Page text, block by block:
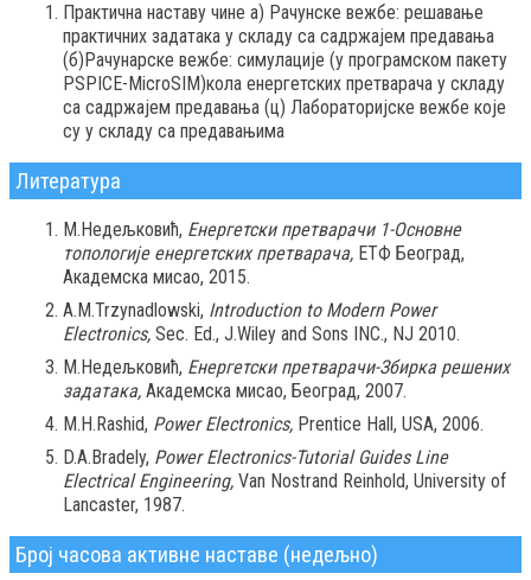
Практична наставу чине a) Рачунске вежбе: решавање
практичних задатака у складу са садржајем предавања
(б)Рачунарске вежбе: симулације (у програмском пакету
PSPICE-MicroSIM)кола енергетских претварача у складу
са садржајем предавања (ц) Лабораторијске вежбе које
су у складу са предавањима
Литература
М.Недељковић, Енергетски претварачи 1-Основне
топологије енергетских претварача, ЕТФ Београд,
Академска мисао, 2015.
А.M.Trzynadlowski, Introduction to Modern Power
Electronics, Sec. Ed., J.Wiley and Sons INC., NJ 2010.
М.Недељковић, Енергетски претварачи-Збирка решених
задатака, Академска мисао, Београд, 2007.
M.H.Rashid, Power Electronics, Prentice Hall, USA, 2006.
D.A.Bradely, Power Electronics-Tutorial Guides Line
Electrical Engineering, Van Nostrand Reinhold, University of
Lancaster, 1987.
Број часова активне наставе (недељно)